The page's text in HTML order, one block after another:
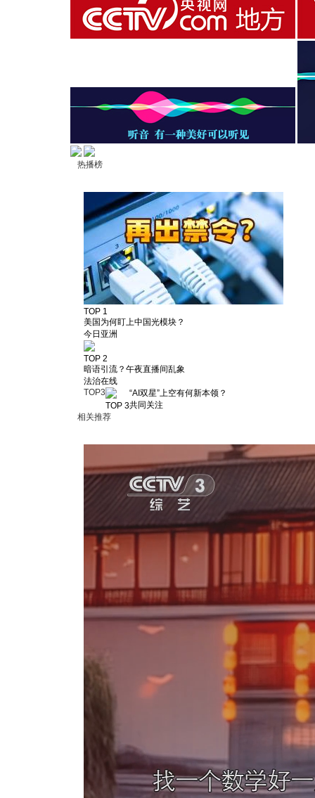
热播榜
TOP 1
美国为何盯上中国光模块？
今日亚洲
TOP 2
暗语引流？午夜直播间乱象
法治在线
TOP3
TOP 3
“AI双星”上空有何新本领？
共同关注
相关推荐